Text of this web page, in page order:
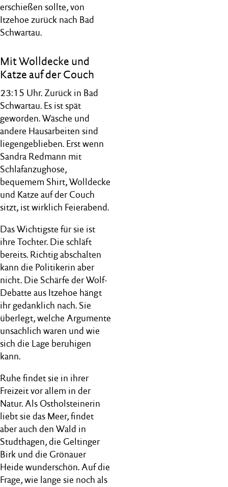
erschießen sollte, von
Itzehoe zurück nach Bad
Schwartau.
Mit Wolldecke und
Katze auf der Couch
23:15 Uhr. Zurück in Bad
Schwartau. Es ist spät
geworden. Wäsche und
andere Hausarbeiten sind
liegengeblieben. Erst wenn
Sandra Redmann mit
Schlafanzughose,
bequemem Shirt, Wolldecke
und Katze auf der Couch
sitzt, ist wirklich Feierabend.
Das Wichtigste für sie ist
ihre Tochter. Die schläft
bereits. Richtig abschalten
kann die Politikerin aber
nicht. Die Schärfe der Wolf-
Debatte aus Itzehoe hängt
ihr gedanklich nach. Sie
überlegt, welche Argumente
unsachlich waren und wie
sich die Lage beruhigen
kann.
Ruhe findet sie in ihrer
Freizeit vor allem in der
Natur. Als Ostholsteinerin
liebt sie das Meer, findet
aber auch den Wald in
Studthagen, die Geltinger
Birk und die Grönauer
Heide wunderschön. Auf die
Frage, wie lange sie noch als